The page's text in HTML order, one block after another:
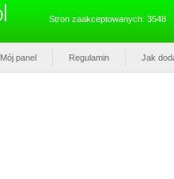
Stron zaakceptowanych: 3548
Mój panel Regulamin Jak